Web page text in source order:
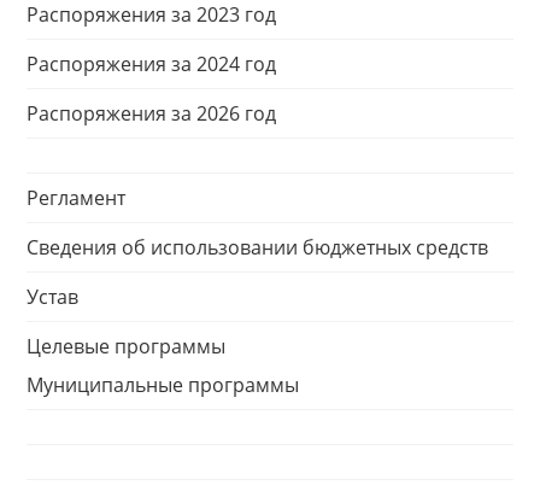
Распоряжения за 2023 год
Распоряжения за 2024 год
Распоряжения за 2026 год
Регламент
Сведения об использовании бюджетных средств
Устав
Целевые программы
Муниципальные программы